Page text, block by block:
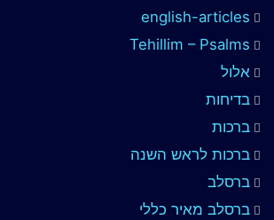
english-articles
Tehillim – Psalms
אלול
בדיחות
ברכות
ברכות לראש השנה
ברסלב
ברסלב מאיר כללי